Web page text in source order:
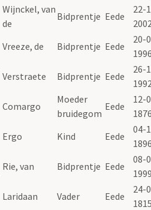
Wijnckel, van
de
Bidprentje Eede
22-
Vreeze, de Bidprentje Eede
20-
Verstraete Bidprentje Eede
26-
Comargo
Moeder
bruidegom
Eede
12-
Ergo Kind Eede
04-
Rie, van Bidprentje Eede
08-
Laridaan Vader Eede
24-